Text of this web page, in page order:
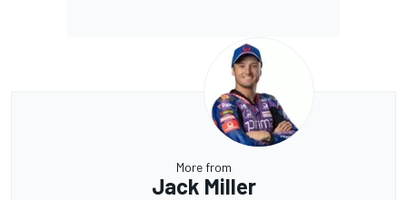
More from
Jack Miller